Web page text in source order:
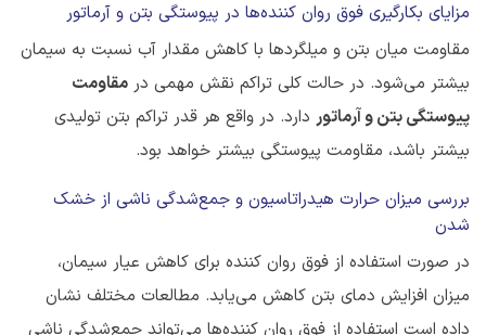
مزایای بکارگیری فوق روان کننده‌ها در پیوستگی بتن و آرماتور
مقاومت میان بتن و میلگردها با کاهش مقدار آب نسبت به سیمان
بیشتر می‌شود. در حالت کلی تراکم نقش مهمی در مقاومت
پیوستگی بتن و آرماتور دارد. در واقع هر قدر تراکم بتن تولیدی
بیشتر باشد، مقاومت پیوستگی بیشتر خواهد بود.
بررسی میزان حرارت هیدراتاسیون و جمع‌شدگی ناشی از خشک
شدن
در صورت استفاده از فوق روان کننده برای کاهش عیار سیمان،
میزان افزایش دمای بتن کاهش می‌یابد. مطالعات مختلف نشان